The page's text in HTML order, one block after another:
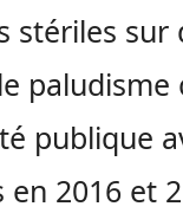
stériles sur
publique
en 2016 et